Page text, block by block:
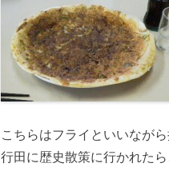
こちらはフライといいなが
行田に歴史散策に行かれた